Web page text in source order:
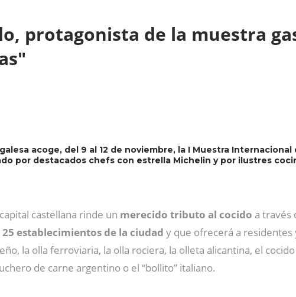
protagonista de la muestra
acoge, del 9 al 12 de noviembre, la I Muestra
por destacados chefs con estrella Michelin y por ilustres
castellana rinde un merecido tributo al cocido a través
establecimientos de la ciudad y que ofrecerá a
la olla ferroviaria, la olla rociera, la olleta alicantina, el
de carne argentino o el “bollito” italiano.